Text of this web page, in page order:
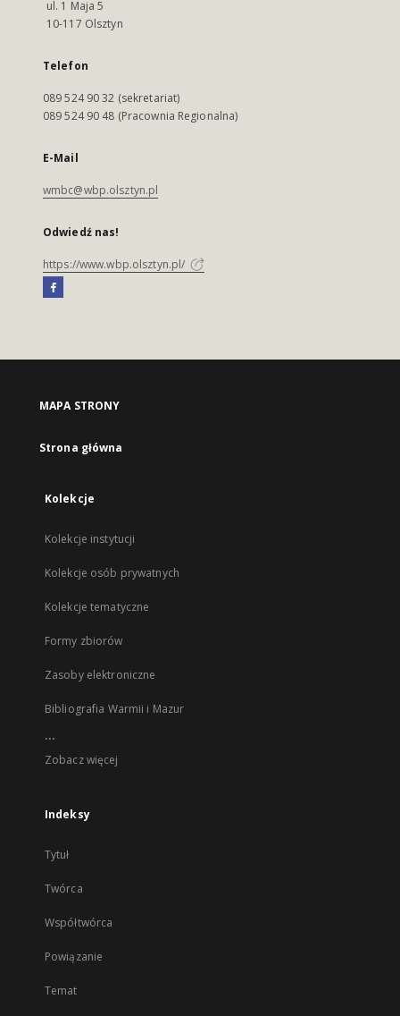
ul. 1 Maja 5
10-117 Olsztyn
Telefon
089 524 90 32 (sekretariat)
089 524 90 48 (Pracownia Regionalna)
E-Mail
wmbc@wbp.olsztyn.pl
Odwiedź nas!
https://www.wbp.olsztyn.pl/
MAPA STRONY
Strona główna
Kolekcje
Kolekcje instytucji
Kolekcje osób prywatnych
Kolekcje tematyczne
Formy zbiorów
Zasoby elektroniczne
Bibliografia Warmii i Mazur
...
Zobacz więcej
Indeksy
Tytuł
Twórca
Współtwórca
Powiązanie
Temat